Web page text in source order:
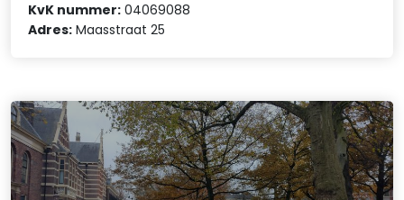
KvK nummer: 04069088
Adres: Maasstraat 25